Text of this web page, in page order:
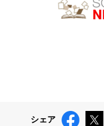
シェア